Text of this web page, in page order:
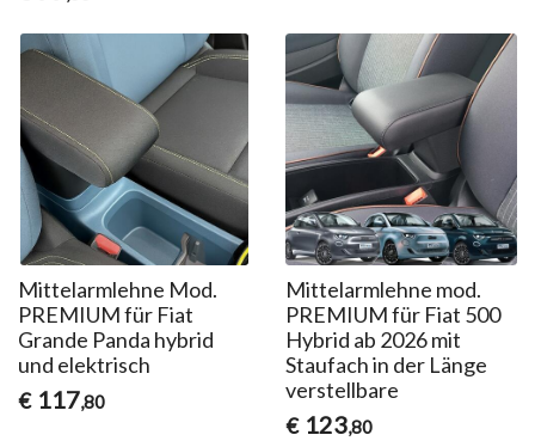
Mittelarmlehne Mod.
PREMIUM für Fiat
Grande Panda hybrid
und elektrisch
€ 117,80
Mittelarmlehne mod.
PREMIUM für Fiat 500
Hybrid ab 2026 mit
Staufach in der Länge
verstellbare
€ 123,80